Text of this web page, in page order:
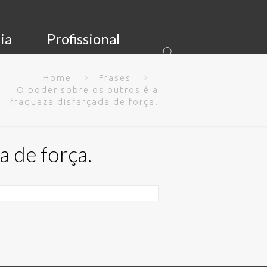
Profissional
Home
Frases
O poder sobre os outros é a
fraqueza disfarçada de força.
de força.